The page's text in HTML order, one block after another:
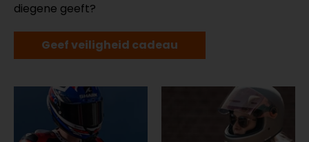
diegene geeft?
Geef veiligheid cadeau